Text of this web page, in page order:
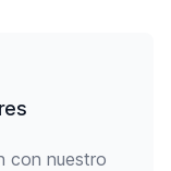
con nuestro